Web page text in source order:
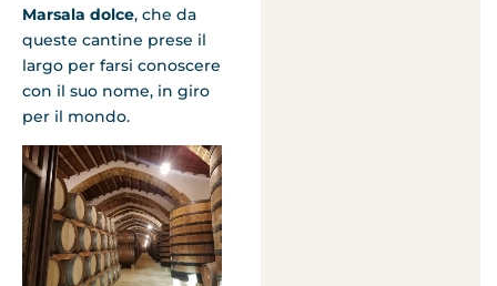
Marsala dolce, che da
queste cantine prese il
largo per farsi conoscere
con il suo nome, in giro
per il mondo.